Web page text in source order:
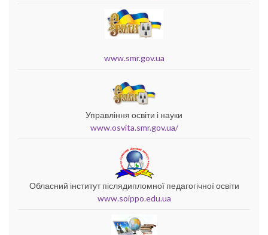
www.smr.gov.ua
Управління освіти і науки
www.osvita.smr.gov.ua/
Обласний інститут післядипломної педагогічної освіти
www.soippo.edu.ua